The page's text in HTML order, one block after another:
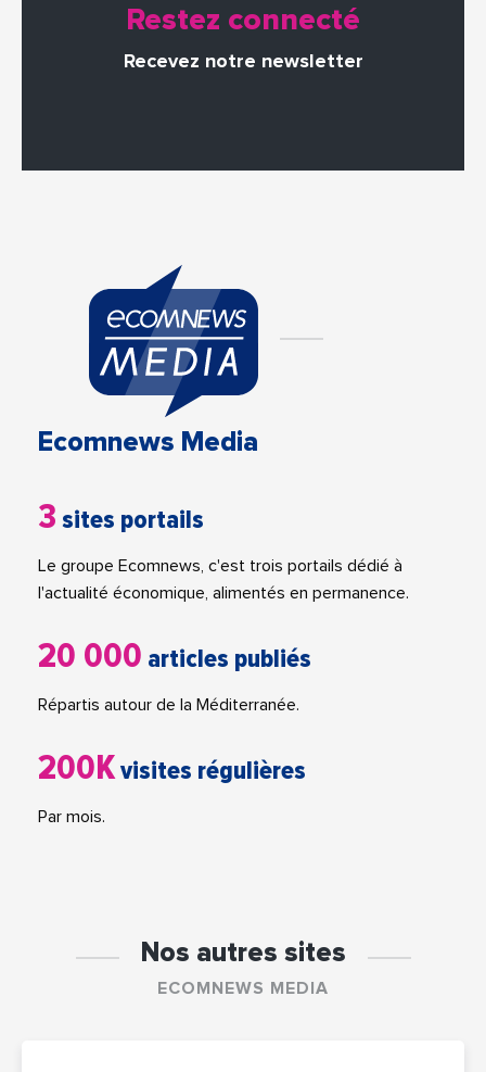
Restez connecté
Recevez notre newsletter
Ecomnews Media
3 sites portails
Le groupe Ecomnews, c'est trois portails dédié à
l'actualité économique, alimentés en permanence.
20 000 articles publiés
Répartis autour de la Méditerranée.
200Kvisites régulières
Par mois.
Nos autres sites
ECOMNEWS MEDIA